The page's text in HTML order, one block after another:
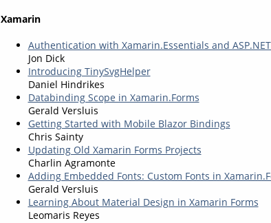
Xamarin
Authentication with Xamarin.Essentials and
Jon Dick
Introducing TinySvgHelper
Daniel Hindrikes
Databinding Scope in Xamarin.Forms
Gerald Versluis
Getting Started with Mobile Blazor Bindings
Chris Sainty
Updating Old Xamarin Forms Projects
Charlin Agramonte
Adding Embedded Fonts: Custom Fonts in
Gerald Versluis
Learning About Material Design in Xamarin Forms
Leomaris Reyes